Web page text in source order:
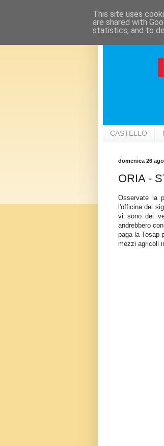
CASTELLO
domenica 26
ORIA -
Osservate la
l'officina del
vi sono dei
andrebbero
paga la Tosap
mezzi agricoli
This site uses
are shared with
statistics, and to